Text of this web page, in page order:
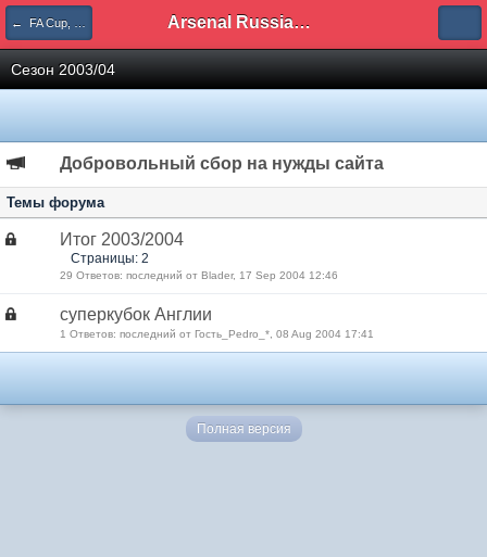
← FA Cup, Carling Cup Arsenal Russian Speaking Supporters Club
Сезон 2003/04
Добровольный сбор на нужды сайта
Темы форума
Итог 2003/2004
Страницы: 2
29 Ответов: последний от Blader, 17 Sep 2004 12:46
суперкубок Англии
1 Ответов: последний от Гость_Pedro_*, 08 Aug 2004 17:41
Полная версия